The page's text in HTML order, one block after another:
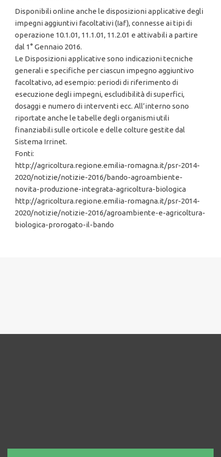
Disponibili online anche le disposizioni applicative degli
impegni aggiuntivi facoltativi (Iaf), connesse ai tipi di
operazione 10.1.01, 11.1.01, 11.2.01 e attivabili a partire
dal 1° Gennaio 2016.
Le Disposizioni applicative sono indicazioni tecniche
generali e specifiche per ciascun impegno aggiuntivo
facoltativo, ad esempio: periodi di riferimento di
esecuzione degli impegni, escludibilità di superfici,
dosaggi e numero di interventi ecc. All’interno sono
riportate anche le tabelle degli organismi utili
finanziabili sulle orticole e delle colture gestite dal
Sistema Irrinet.
Fonti:
http://agricoltura.regione.emilia-romagna.it/psr-2014-
2020/notizie/notizie-2016/bando-agroambiente-
novita-produzione-integrata-agricoltura-biologica
http://agricoltura.regione.emilia-romagna.it/psr-2014-
2020/notizie/notizie-2016/agroambiente-e-agricoltura-
biologica-prorogato-il-bando